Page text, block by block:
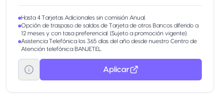
Hasta 4 Tarjetas Adicionales sin comisión Anual.
Opción de traspaso de saldos de Tarjeta de otros Bancos diferido a
12 meses y con tasa preferencial. (Sujeto a promoción vigente).
Asistencia Telefónica los 365 días del año desde nuestro Centro de
Atención telefónica BANJETEL.
Aplicar